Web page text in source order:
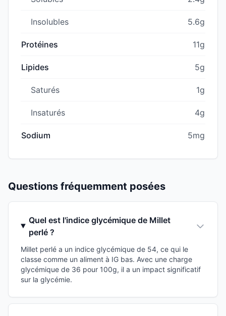
Insolubles 5.6g
Protéines 11g
Lipides 5g
Saturés 1g
Insaturés 4g
Sodium 5mg
Questions fréquemment posées
Quel est l'indice glycémique de Millet
perlé ?
Millet perlé a un indice glycémique de 54, ce qui le
classe comme un aliment à IG bas. Avec une charge
glycémique de 36 pour 100g, il a un impact significatif
sur la glycémie.